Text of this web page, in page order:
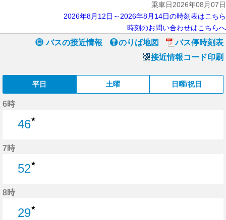
乗車日2026年08月07日
2026年8月12日～2026年8月14日の時刻表はこちら
時刻のお問い合わせはこちらへ
バスの接近情報 のりば地図
バス停時刻表
接近情報コード印刷
平日 土曜 日曜/祝日
6時
46★
7時
52★
8時
29★